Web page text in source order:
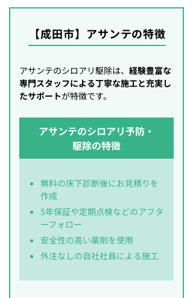
【成田市】アサンテの特徴
アサンテのシロアリ駆除は、 経験豊富な
専門スタッフによる丁寧な施工と充実し
たサポートが特徴です。
アサンテのシロアリ予防・
駆除の特徴
無料の床下診断後にお見積りを
作成
5年保証や定期点検などのアフタ
ーフォロー
安全性の高い薬剤を使用
外注なしの自社社員による施工